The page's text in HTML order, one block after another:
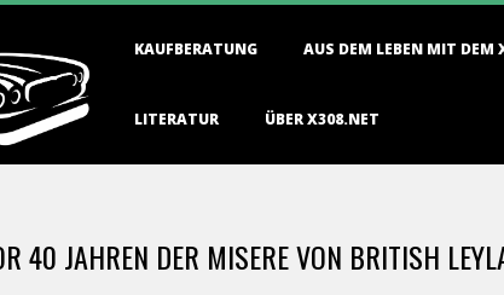
KAUFBERATUNG AUS DEM LEBEN MIT DEM
LITERATUR ÜBER X308.NET
40 JAHREN DER MISERE VON BRITISH